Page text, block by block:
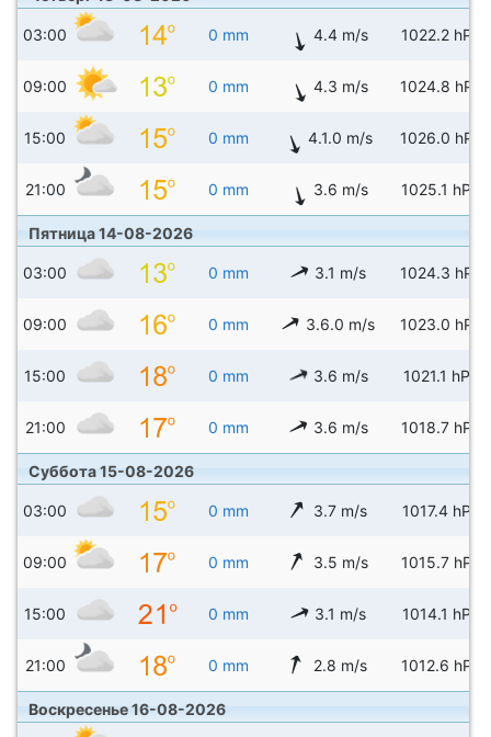
03:00 0 mm 4.4 m/s 1022.2 hPa
09:00 0 mm 4.3 m/s 1024.8 hPa
15:00 0 mm 4.1.0 m/s 1026.0 hPa
21:00 0 mm 3.6 m/s 1025.1 hPa
Пятница 14-08-2026
03:00 0 mm 3.1 m/s 1024.3 hPa
09:00 0 mm 3.6.0 m/s 1023.0 hPa
15:00 0 mm 3.6 m/s 1021.1 hPa
21:00 0 mm 3.6 m/s 1018.7 hPa
Суббота 15-08-2026
03:00 0 mm 3.7 m/s 1017.4 hPa
09:00 0 mm 3.5 m/s 1015.7 hPa
15:00 0 mm 3.1 m/s 1014.1 hPa
21:00 0 mm 2.8 m/s 1012.6 hPa
Воскресенье 16-08-2026